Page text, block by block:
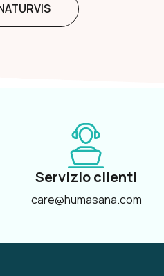
Servizio clienti
care@humasana.com